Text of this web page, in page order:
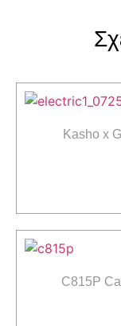
Kasho x
C815P